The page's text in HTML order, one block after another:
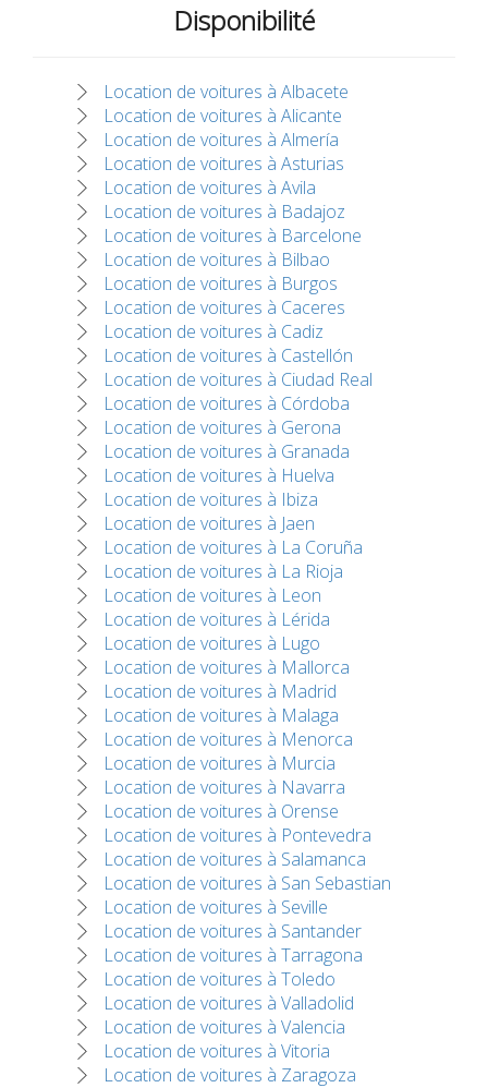
Disponibilité
Location de voitures à Albacete
Location de voitures à Alicante
Location de voitures à Almería
Location de voitures à Asturias
Location de voitures à Avila
Location de voitures à Badajoz
Location de voitures à Barcelone
Location de voitures à Bilbao
Location de voitures à Burgos
Location de voitures à Caceres
Location de voitures à Cadiz
Location de voitures à Castellón
Location de voitures à Ciudad Real
Location de voitures à Córdoba
Location de voitures à Gerona
Location de voitures à Granada
Location de voitures à Huelva
Location de voitures à Ibiza
Location de voitures à Jaen
Location de voitures à La Coruña
Location de voitures à La Rioja
Location de voitures à Leon
Location de voitures à Lérida
Location de voitures à Lugo
Location de voitures à Mallorca
Location de voitures à Madrid
Location de voitures à Malaga
Location de voitures à Menorca
Location de voitures à Murcia
Location de voitures à Navarra
Location de voitures à Orense
Location de voitures à Pontevedra
Location de voitures à Salamanca
Location de voitures à San Sebastian
Location de voitures à Seville
Location de voitures à Santander
Location de voitures à Tarragona
Location de voitures à Toledo
Location de voitures à Valladolid
Location de voitures à Valencia
Location de voitures à Vitoria
Location de voitures à Zaragoza